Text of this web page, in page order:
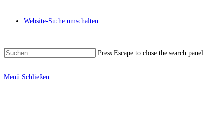
Website-Suche umschalten
Press Escape to close the search panel.
Menü Schließen